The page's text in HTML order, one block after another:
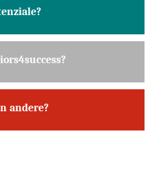
andere?